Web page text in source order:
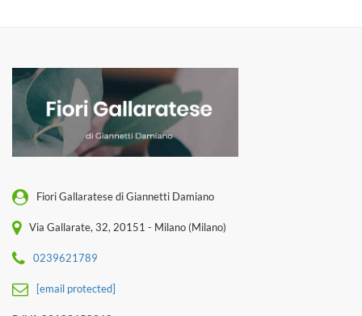
Fiori Gallaratese di Giannetti Damiano
Via Gallarate, 32, 20151 - Milano (Milano)
0239621789
[email protected]